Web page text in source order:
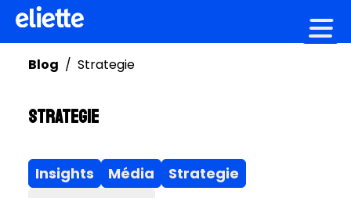
Blog / Strategie
Strategie
Insights Média
Strategie